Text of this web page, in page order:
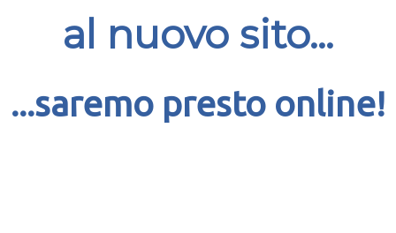
al nuovo sito...
...saremo presto online!